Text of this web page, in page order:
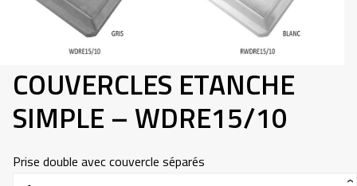
NOUS JOINDRE
FACEBOOK
COUVERCLES ETANCHE
SIMPLE – WDRE15/10
Prise double avec couvercle séparés
‹